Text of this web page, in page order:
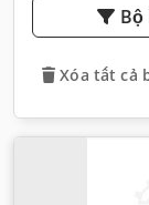
Bộ
Xóa tất cả